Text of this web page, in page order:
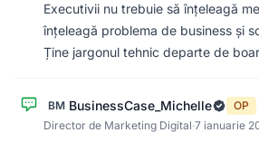
Executivii nu trebuie să înțeleagă
înțeleagă problema de business și
Ține jargonul tehnic departe de
BM BusinessCase_Michelle
OP
Director de Marketing Digital·7 ianuarie